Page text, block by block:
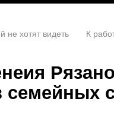
не хотят видеть
К
семейных